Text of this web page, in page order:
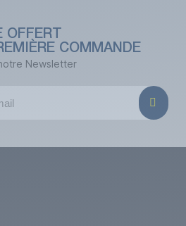
COMMANDE
Newsletter